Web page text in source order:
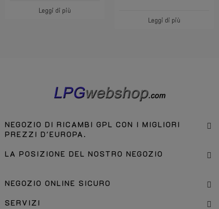
Leggi di più
Leggi di più
NEGOZIO DI RICAMBI GPL CON I MIGLIORI
PREZZI D'EUROPA.
LA POSIZIONE DEL NOSTRO NEGOZIO
NEGOZIO ONLINE SICURO
SERVIZI